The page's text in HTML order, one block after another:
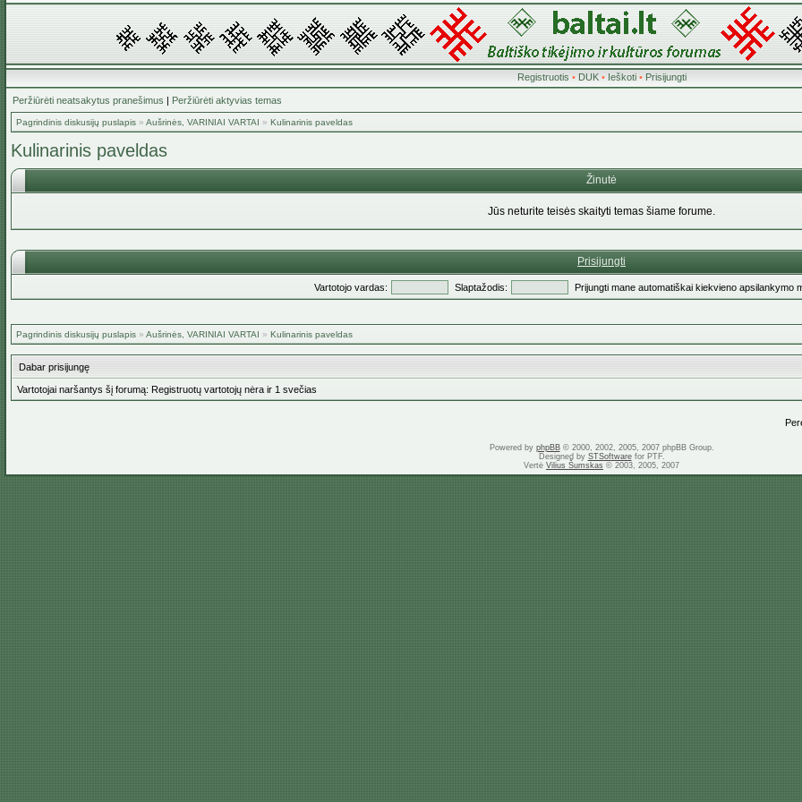
Registruotis • DUK• Ieškoti• Prisijungti
Peržiūrėti neatsakytus pranešimus | Peržiūrėti aktyvias temas
Pagrindinis diskusijų puslapis » Aušrinės, VARINIAI VARTAI » Kulinarinis paveldas
Kulinarinis paveldas
Žinutė
Jūs neturite teisės skaityti temas šiame forume.
Prisijungti
Vartotojo vardas: Slaptažodis: Prijungti mane automatiškai kiekvieno apsilankymo
Pagrindinis diskusijų puslapis » Aušrinės, VARINIAI VARTAI » Kulinarinis paveldas
Dabar prisijungę
Vartotojai naršantys šį forumą: Registruotų vartotojų nėra ir 1 svečias
Powered by phpBB© 2000, 2002, 2005, 2007 phpBB Group.
Designed by STSoftwarefor PTF.
Vertė Vilius Šumskas © 2003, 2005, 2007